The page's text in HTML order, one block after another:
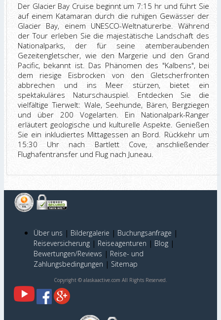
Der Glacier Bay Cruise beginnt um 7:15 hr und führt Sie
auf einem Katamaran durch die ruhigen Gewässer der
Glacier Bay, einem UNESCO-Weltnaturerbe. Während
der Tour erleben Sie die majestätische Landschaft des
Nationalparks, der für seine atemberaubenden
Gezeitengletscher, wie den Margerie und den Grand
Pacific, bekannt ist. Das Phänomen des "Kalbens", bei
dem riesige Eisbrocken von den Gletscherfronten
abbrechen und ins Meer stürzen, bietet ein
spektakuläres Naturschauspiel. Entdecken Sie die
vielfältige Tierwelt: Wale, Seehunde, Bären, Bergziegen
und über 200 Vogelarten. Ein Nationalpark-Ranger
erläutert geologische und kulturelle Aspekte. Genießen
Sie ein inkludiertes Mittagessen an Bord. Rückkehr um
15:30 Uhr nach Bartlett Cove, anschließender
Flughafentransfer und Flug nach Juneau.
Über uns | Bildergalerie | Buchungsanfrage |
Reiseversicherung | Reiseagenturen | Blog |
Bewertungen/Reviews | Reise- und
Zahlungsbedingungen | Sitemap
Copyright © alaskaactive.com All Rights Reserved.